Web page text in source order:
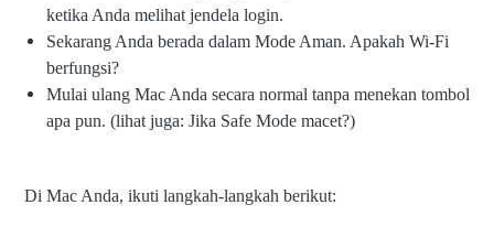
ketika Anda melihat jendela login.
Sekarang Anda berada dalam Mode Aman. Apakah Wi-Fi
berfungsi?
Mulai ulang Mac Anda secara normal tanpa menekan tombol
apa pun. (lihat juga: Jika Safe Mode macet?)
Di Mac Anda, ikuti langkah-langkah berikut: